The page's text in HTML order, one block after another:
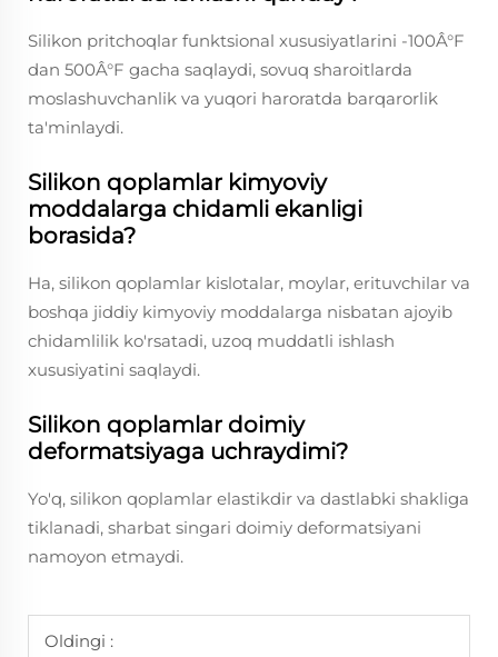
Silikon pritchoqlar funktsional xususiyatlarini -100Â°F
dan 500Â°F gacha saqlaydi, sovuq sharoitlarda
moslashuvchanlik va yuqori haroratda barqarorlik
ta'minlaydi.
Silikon qoplamlar kimyoviy
moddalarga chidamli ekanligi
borasida?
Ha, silikon qoplamlar kislotalar, moylar, erituvchilar va
boshqa jiddiy kimyoviy moddalarga nisbatan ajoyib
chidamlilik ko'rsatadi, uzoq muddatli ishlash
xususiyatini saqlaydi.
Silikon qoplamlar doimiy
deformatsiyaga uchraydimi?
Yo'q, silikon qoplamlar elastikdir va dastlabki shakliga
tiklanadi, sharbat singari doimiy deformatsiyani
namoyon etmaydi.
Oldingi :